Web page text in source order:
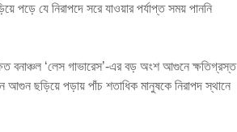
পড়ে যে নিরাপদে সরে যাওয়ার পর্যাপ্ত সময় পাননি
বনাঞ্চল ‘লেস গাভারেস’-এর বড় অংশ আগুনে ক্ষতিগ্রস্ত
আগুন ছড়িয়ে পড়ায় পাঁচ শতাধিক মানুষকে নিরাপদ স্থানে